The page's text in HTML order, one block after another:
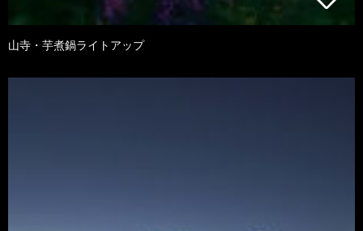
山寺・芋煮鍋ライトアップ